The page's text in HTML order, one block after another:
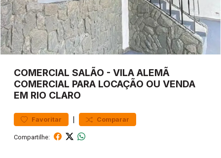
COMERCIAL SALÃO - VILA ALEMÃ
COMERCIAL PARA LOCAÇÃO OU VENDA
EM RIO CLARO
Favoritar | Comparar
Compartilhe: